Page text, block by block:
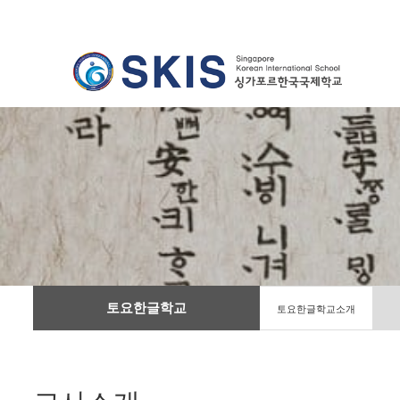
토요한글학교 토요한글학교소개